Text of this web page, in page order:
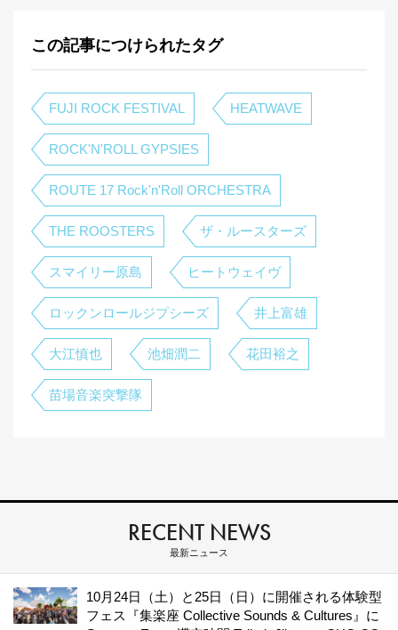
この記事につけられたタグ
FUJI ROCK FESTIVAL HEATWAVE
ROCK'N'ROLL GYPSIES
ROUTE 17 Rock'n'Roll ORCHESTRA
THE ROOSTERS ザ・ルースターズ
スマイリー原島 ヒートウェイヴ
ロックンロールジプシーズ 井上富雄
大江慎也 池畑潤二 花田裕之
苗場音楽突撃隊
RECENT NEWS
最新ニュース
10月24日（土）と25日（日）に開催される体験型
フェス『集楽座 Collective Sounds & Cultures』に